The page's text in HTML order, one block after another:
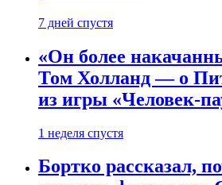
7 дней спустя
«Он более
Том Холланд — о
из игры «Человек-
1 неделя спустя
Бортко рассказал,